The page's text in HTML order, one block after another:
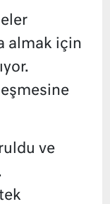
almak için
ve